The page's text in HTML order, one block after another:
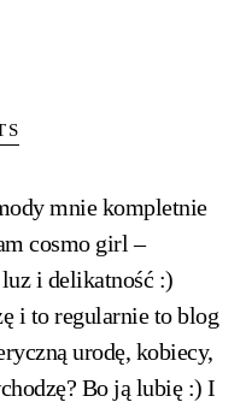
mnie kompletnie
cosmo girl –
i delikatność :)
i to regularnie to blog
urodę, kobiecy,
Bo ją lubię :) I